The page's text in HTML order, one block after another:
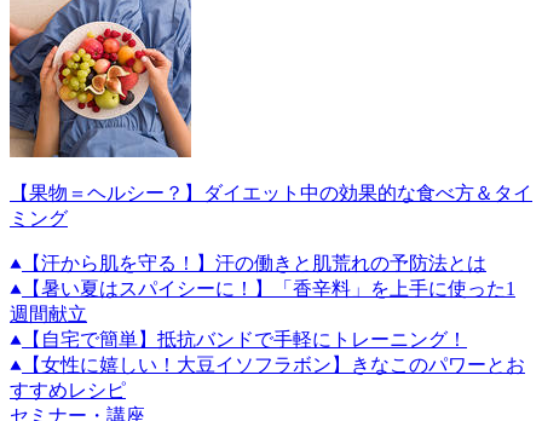
【果物＝ヘルシー？】ダイエット中の効果的な食べ方＆タイ
ミング
【汗から肌を守る！】汗の働きと肌荒れの予防法とは
【暑い夏はスパイシーに！】「香辛料」を上手に使った1
週間献立
【自宅で簡単】抵抗バンドで手軽にトレーニング！
【女性に嬉しい！大豆イソフラボン】きなこのパワーとお
すすめレシピ
セミナー・講座